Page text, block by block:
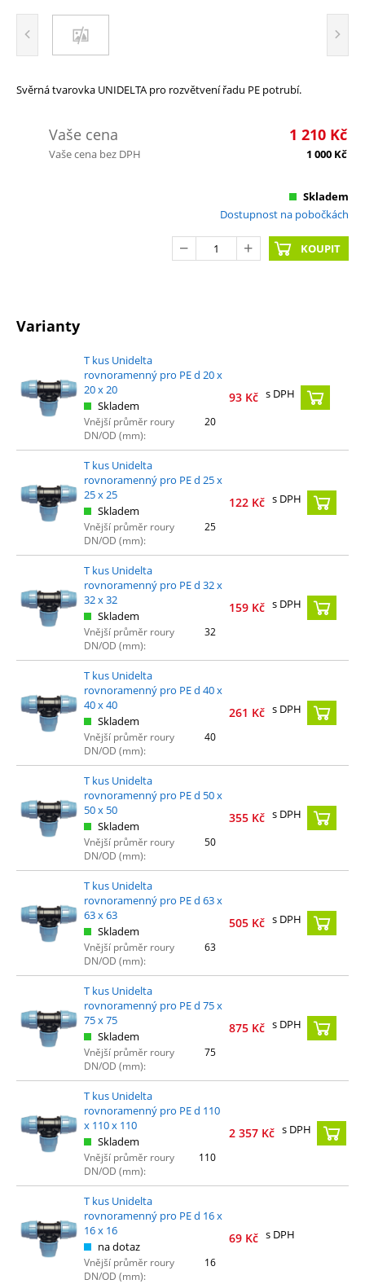
Svěrná tvarovka UNIDELTA pro rozvětvení řadu PE potrubí.
Vaše cena 1 210 Kč
Vaše cena bez DPH 1 000 Kč
Skladem
Dostupnost na pobočkách
KOUPIT
Varianty
T kus Unidelta
rovnoramenný pro PE d 20 x
20 x 20
Skladem
Vnější průměr roury
DN/OD (mm):
20
93 Kč s DPH
T kus Unidelta
rovnoramenný pro PE d 25 x
25 x 25
Skladem
Vnější průměr roury
DN/OD (mm):
25
122 Kč s DPH
T kus Unidelta
rovnoramenný pro PE d 32 x
32 x 32
Skladem
Vnější průměr roury
DN/OD (mm):
32
159 Kč s DPH
T kus Unidelta
rovnoramenný pro PE d 40 x
40 x 40
Skladem
Vnější průměr roury
DN/OD (mm):
40
261 Kč s DPH
T kus Unidelta
rovnoramenný pro PE d 50 x
50 x 50
Skladem
Vnější průměr roury
DN/OD (mm):
50
355 Kč s DPH
T kus Unidelta
rovnoramenný pro PE d 63 x
63 x 63
Skladem
Vnější průměr roury
DN/OD (mm):
63
505 Kč s DPH
T kus Unidelta
rovnoramenný pro PE d 75 x
75 x 75
Skladem
Vnější průměr roury
DN/OD (mm):
75
875 Kč s DPH
T kus Unidelta
rovnoramenný pro PE d 110
x 110 x 110
Skladem
Vnější průměr roury
DN/OD (mm):
110
2 357 Kč s DPH
T kus Unidelta
rovnoramenný pro PE d 16 x
16 x 16
na dotaz
Vnější průměr roury
DN/OD (mm):
16
69 Kč s DPH